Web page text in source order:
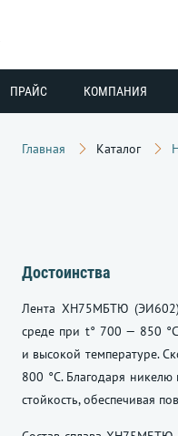
ПРАЙС КОМПАНИЯ
Главная Каталог
Достоинства
Лента ХН75МБТЮ (ЭИ602)
среде при t° 700 — 850
и высокой температуре.
800 °C. Благодаря
стойкость, обеспечивая